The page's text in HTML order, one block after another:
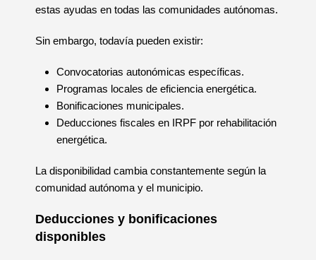
estas ayudas en todas las comunidades autónomas.
Sin embargo, todavía pueden existir:
Convocatorias autonómicas específicas.
Programas locales de eficiencia energética.
Bonificaciones municipales.
Deducciones fiscales en IRPF por rehabilitación
energética.
La disponibilidad cambia constantemente según la
comunidad autónoma y el municipio.
Deducciones y bonificaciones
disponibles